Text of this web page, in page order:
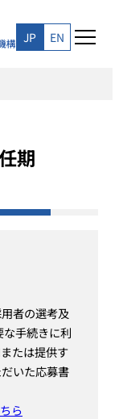
JP EN
期
者の選考及
手続きに利
たは提供す
いた応募書
ら